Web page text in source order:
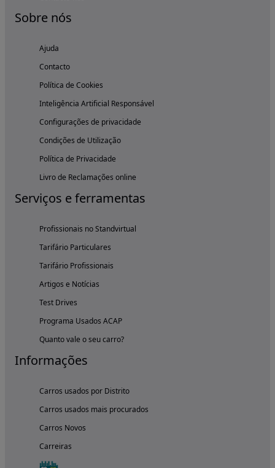
Sobre nós
Ajuda
Contacto
Política de Cookies
Inteligência Artificial Responsável
Configurações de privacidade
Condições de Utilização
Política de Privacidade
Livro de Reclamações online
Serviços e ferramentas
Profissionais no Standvirtual
Tarifário Particulares
Tarifário Profissionais
Artigos e Notícias
Test Drives
Programa Usados ACAP
Quanto vale o seu carro?
Informações
Carros usados por Distrito
Carros usados mais procurados
Carros Novos
Carreiras